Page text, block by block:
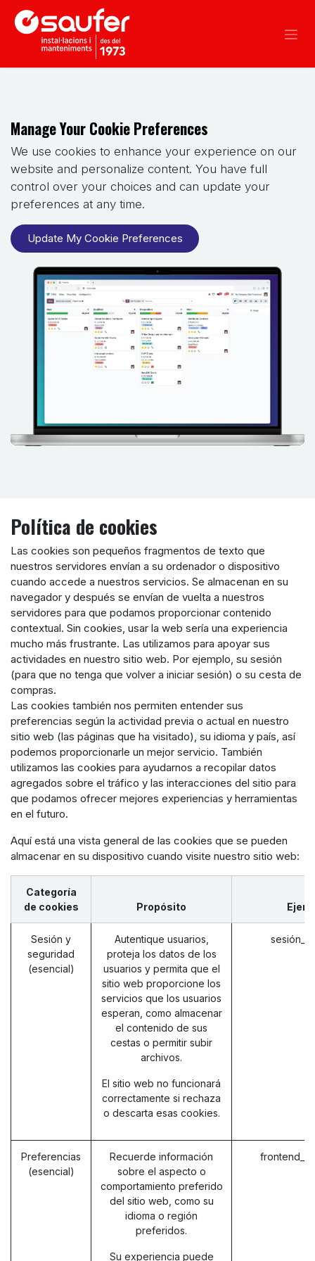
Ir al contenido
Manage Your Cookie Preferences
We use cookies to enhance your experience on our
website and personalize content. You have full
control over your choices and can update your
preferences at any time.
Update My Cookie Preferences
Política de cookies
Las cookies son pequeños fragmentos de texto que
nuestros servidores envían a su ordenador o dispositivo
cuando accede a nuestros servicios. Se almacenan en su
navegador y después se envían de vuelta a nuestros
servidores para que podamos proporcionar contenido
contextual. Sin cookies, usar la web sería una experiencia
mucho más frustrante. Las utilizamos para apoyar sus
actividades en nuestro sitio web. Por ejemplo, su sesión
(para que no tenga que volver a iniciar sesión) o su cesta de
compras.
Las cookies también nos permiten entender sus
preferencias según la actividad previa o actual en nuestro
sitio web (las páginas que ha visitado), su idioma y país, así
podemos proporcionarle un mejor servicio. También
utilizamos las cookies para ayudarnos a recopilar datos
agregados sobre el tráfico y las interacciones del sitio para
que podamos ofrecer mejores experiencias y herramientas
en el futuro.
Aquí está una vista general de las cookies que se pueden
almacenar en su dispositivo cuando visite nuestro sitio web:
Categoría
de cookies
Propósito
Sesión y
seguridad
(esencial)
Autentique usuarios,
proteja los datos de los
usuarios y permita que el
sitio web proporcione los
servicios que los usuarios
esperan, como almacenar
el contenido de sus
cestas o permitir subir
archivos.
El sitio web no funcionará
correctamente si rechaza
o descarta esas cookies.
Preferencias
(esencial)
Recuerde información
sobre el aspecto o
comportamiento preferido
del sitio web, como su
idioma o región
preferidos.
Su experiencia puede